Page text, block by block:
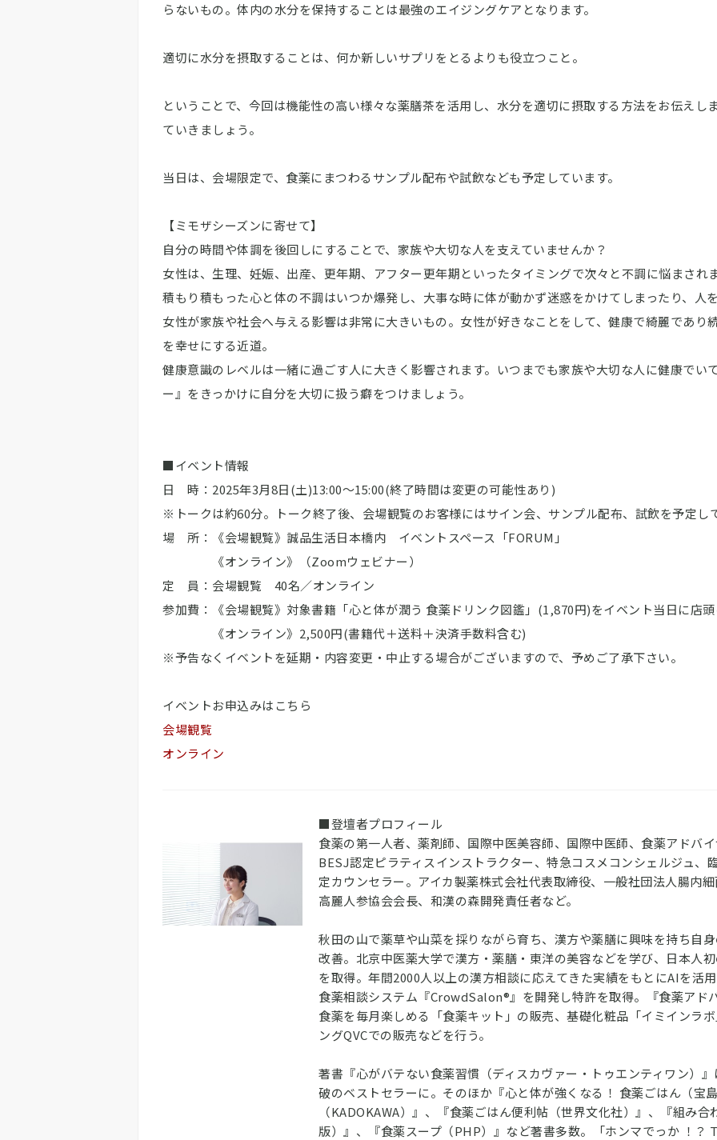
らないもの。体内の水分を保持することは最強のエイジングケアとなります。
適切に水分を摂取することは、何か新しいサプリをとるよりも役立つこと。
ということで、今回は機能性の高い様々な薬膳茶を活用し、水分を適切に摂取する方法をお伝えし
ていきましょう。
当日は、会場限定で、食薬にまつわるサンプル配布や試飲なども予定しています。
【ミモザシーズンに寄せて】
自分の時間や体調を後回しにすることで、家族や大切な人を支えていませんか？
女性は、生理、妊娠、出産、更年期、アフター更年期といったタイミングで次々と不調に悩まされ
積もり積もった心と体の不調はいつか爆発し、大事な時に体が動かず迷惑をかけてしまったり、人
女性が家族や社会へ与える影響は非常に大きいもの。女性が好きなことをして、健康で綺麗であり
を幸せにする近道。
健康意識のレベルは一緒に過ごす人に大きく影響されます。いつまでも家族や大切な人に健康でい
ー』をきっかけに自分を大切に扱う癖をつけましょう。
■イベント情報
日 時：2025年3月8日(土)13:00～15:00(終了時間は変更の可能性あり)
※トークは約60分。トーク終了後、会場観覧のお客様にはサイン会、サンプル配布、試飲を予定し
場 所：《会場観覧》誠品生活日本橋内 イベントスペース「FORUM」
《オンライン》（Zoomウェビナー）
定 員：会場観覧 40名／オンライン
参加費：《会場観覧》対象書籍「心と体が潤う 食薬ドリンク図鑑」(1,870円)をイベント当日に店
《オンライン》2,500円(書籍代＋送料＋決済手数料含む)
※予告なくイベントを延期・内容変更・中止する場合がございますので、予めご了承下さい。
イベントお申込みはこちら
会場観覧
オンライン
■登壇者プロフィール
食薬の第一人者、薬剤師、国際中医美容師、国際中医師、食薬アドバ
BESJ認定ピラティスインストラクター、特急コスメコンシェルジュ、
定カウンセラー。アイカ製薬株式会社代表取締役、一般社団法人腸内
高麗人参協会会長、和漢の森開発責任者など。
秋田の山で薬草や山菜を採りながら育ち、漢方や薬膳に興味を持ち自
改善。北京中医薬大学で漢方・薬膳・東洋の美容などを学び、日本人
を取得。年間2000人以上の漢方相談に応えてきた実績をもとにAIを活
食薬相談システム『CrowdSalon®』を開発し特許を取得。『食薬アド
食薬を毎月楽しめる「食薬キット」の販売、基礎化粧品「イミインラ
ングQVCでの販売などを行う。
著書『心がバテない食薬習慣（ディスカヴァー・トゥエンティワン）
破のベストセラーに。そのほか『心と体が強くなる！ 食薬ごはん（宝
（KADOKAWA）』、『食薬ごはん便利帖（世界文化社）』、『組み合
版）』、『食薬スープ（PHP）』など著書多数。「ホンマでっか ！？